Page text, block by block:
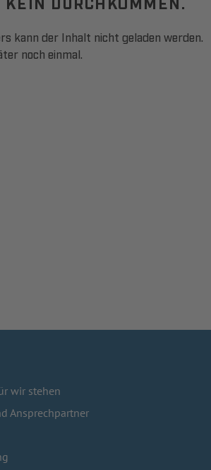
kann der Inhalt nicht geladen werden.
noch einmal.
wir stehen
Ansprechpartner